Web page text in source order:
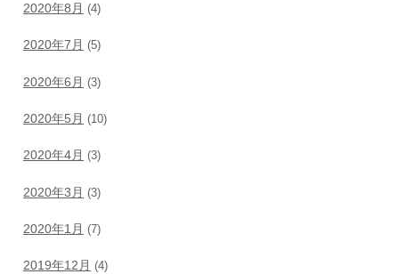
2020年8月 (4)
2020年7月 (5)
2020年6月 (3)
2020年5月 (10)
2020年4月 (3)
2020年3月 (3)
2020年1月 (7)
2019年12月 (4)